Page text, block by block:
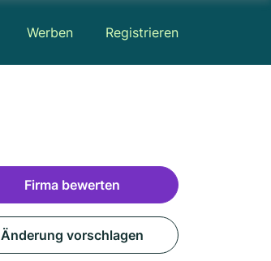
Werben Registrieren
Firma bewerten
Änderung vorschlagen